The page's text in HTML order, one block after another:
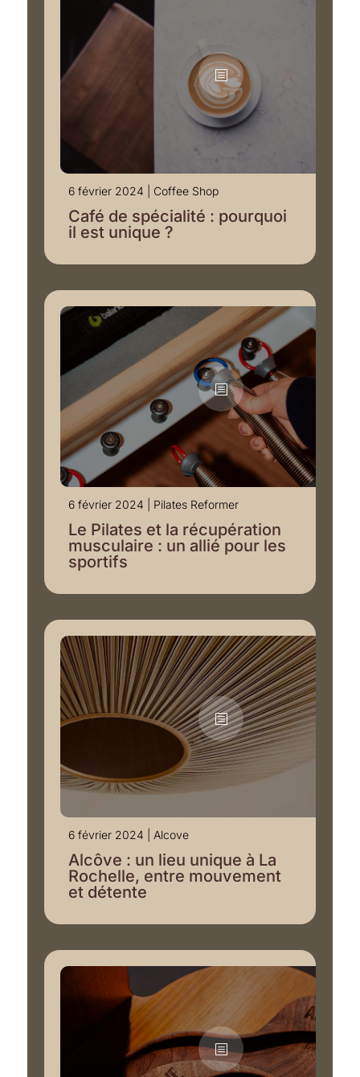
6 février 2024 Coffee Shop
Café de spécialité : pourquoi
il est unique ?
6 février 2024 Pilates Reformer
Le Pilates et la récupération
musculaire : un allié pour les
sportifs
6 février 2024 Alcove
Alcôve : un lieu unique à La
Rochelle, entre mouvement
et détente